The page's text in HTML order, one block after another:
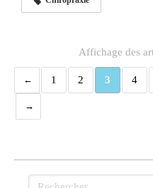
Affichage des
1 2 3 4
Rechercher